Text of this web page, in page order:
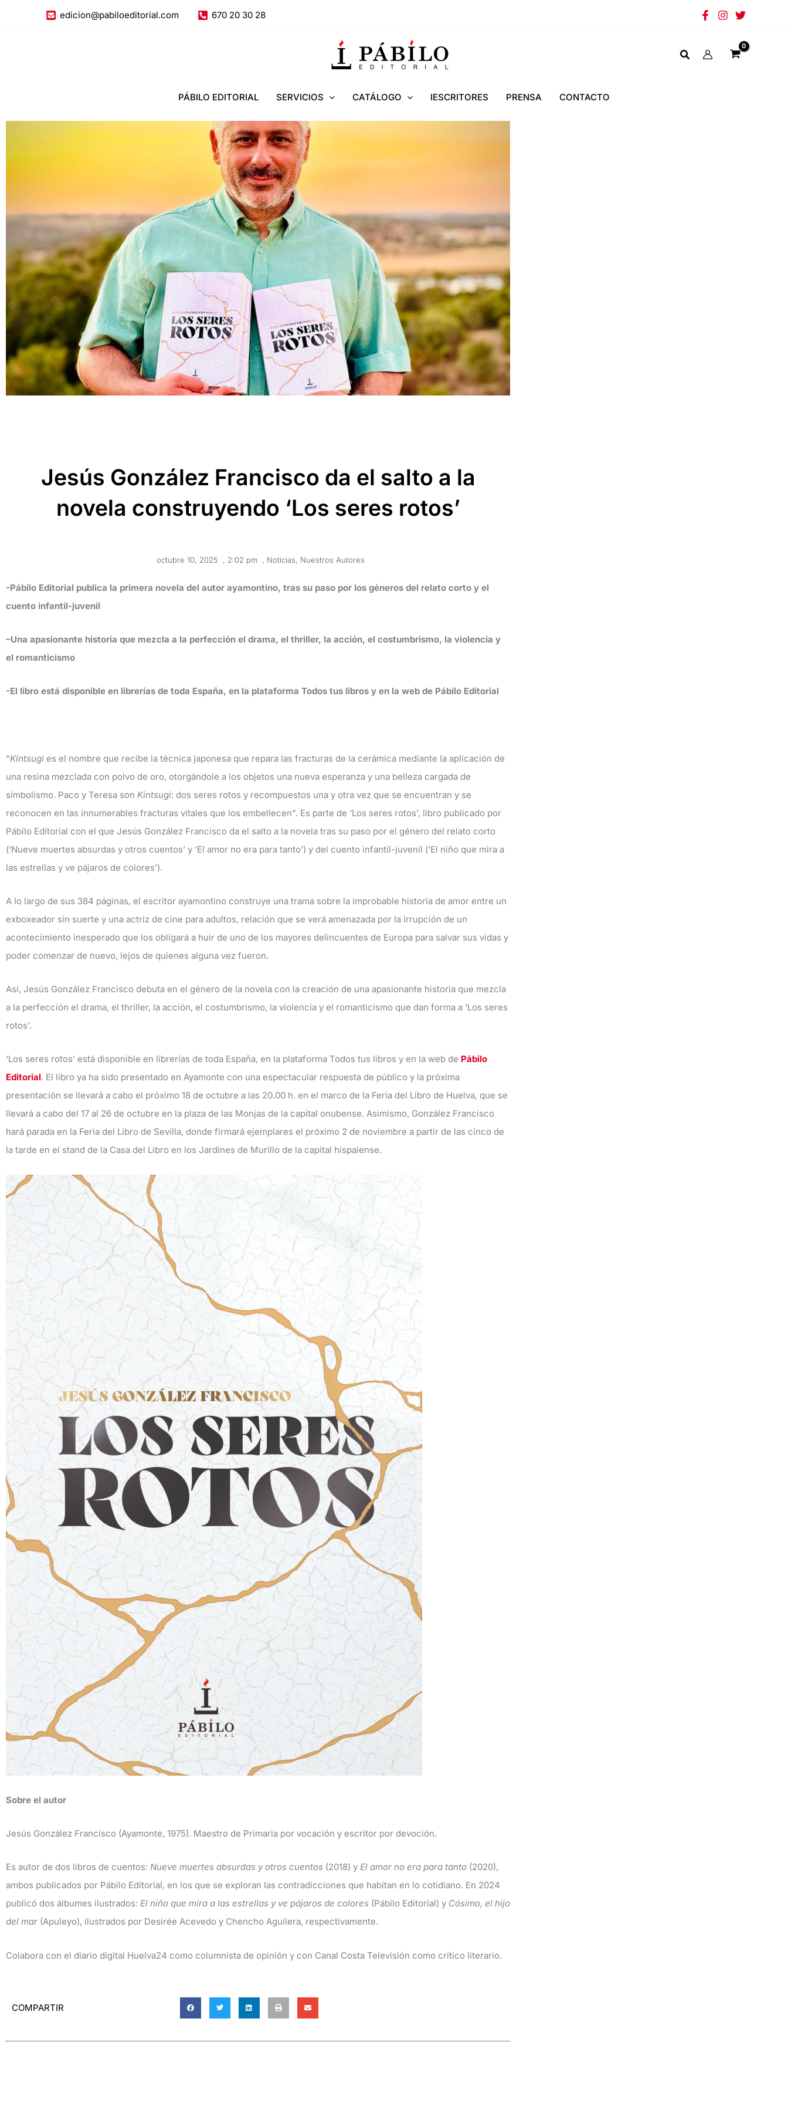
edicion@pabiloeditorial.com 670 20 30 28
PÁBILO EDITORIAL SERVICIOS CATÁLOGO IESCRITORES PRENSA CONTACTO
Jesús González Francisco da el salto a la
novela construyendo ‘Los seres rotos’
octubre 10, 2025 , 2:02 pm , Noticias, Nuestros Autores
-Pábilo Editorial publica la primera novela del autor ayamontino, tras su paso por los géneros del relato corto y el
cuento infantil-juvenil
–Una apasionante historia que mezcla a la perfección el drama, el thriller, la acción, el costumbrismo, la violencia y
el romanticismo
-El libro está disponible en librerías de toda España, en la plataforma Todos tus libros y en la web de Pábilo Editorial
“Kintsugi es el nombre que recibe la técnica japonesa que repara las fracturas de la cerámica mediante la aplicación de
una resina mezclada con polvo de oro, otorgándole a los objetos una nueva esperanza y una belleza cargada de
simbolismo. Paco y Teresa son Kintsugi: dos seres rotos y recompuestos una y otra vez que se encuentran y se
reconocen en las innumerables fracturas vitales que los embellecen”. Es parte de ‘Los seres rotos’, libro publicado por
Pábilo Editorial con el que Jesús González Francisco da el salto a la novela tras su paso por el género del relato corto
(‘Nueve muertes absurdas y otros cuentos’ y ‘El amor no era para tanto’) y del cuento infantil-juvenil (‘El niño que mira a
las estrellas y ve pájaros de colores’).
A lo largo de sus 384 páginas, el escritor ayamontino construye una trama sobre la improbable historia de amor entre un
exboxeador sin suerte y una actriz de cine para adultos, relación que se verá amenazada por la irrupción de un
acontecimiento inesperado que los obligará a huir de uno de los mayores delincuentes de Europa para salvar sus vidas y
poder comenzar de nuevo, lejos de quienes alguna vez fueron.
Así, Jesús González Francisco debuta en el género de la novela con la creación de una apasionante historia que mezcla
a la perfección el drama, el thriller, la acción, el costumbrismo, la violencia y el romanticismo que dan forma a ‘Los seres
rotos’.
‘Los seres rotos’ está disponible en librerías de toda España, en la plataforma Todos tus libros y en la web de Pábilo
Editorial. El libro ya ha sido presentado en Ayamonte con una espectacular respuesta de público y la próxima
presentación se llevará a cabo el próximo 18 de octubre a las 20.00 h. en el marco de la Feria del Libro de Huelva, que se
llevará a cabo del 17 al 26 de octubre en la plaza de las Monjas de la capital onubense. Asimismo, González Francisco
hará parada en la Feria del Libro de Sevilla, donde firmará ejemplares el próximo 2 de noviembre a partir de las cinco de
la tarde en el stand de la Casa del Libro en los Jardines de Murillo de la capital hispalense.
Sobre el autor
Jesús González Francisco (Ayamonte, 1975). Maestro de Primaria por vocación y escritor por devoción.
Es autor de dos libros de cuentos: Nueve muertes absurdas y otros cuentos (2018) y El amor no era para tanto (2020),
ambos publicados por Pábilo Editorial, en los que se exploran las contradicciones que habitan en lo cotidiano. En 2024
publicó dos álbumes ilustrados: El niño que mira a las estrellas y ve pájaros de colores (Pábilo Editorial) y Cósimo, el hijo
del mar (Apuleyo), ilustrados por Desirée Acevedo y Chencho Aguilera, respectivamente.
Colabora con el diario digital Huelva24 como columnista de opinión y con Canal Costa Televisión como crítico literario.
COMPARTIR